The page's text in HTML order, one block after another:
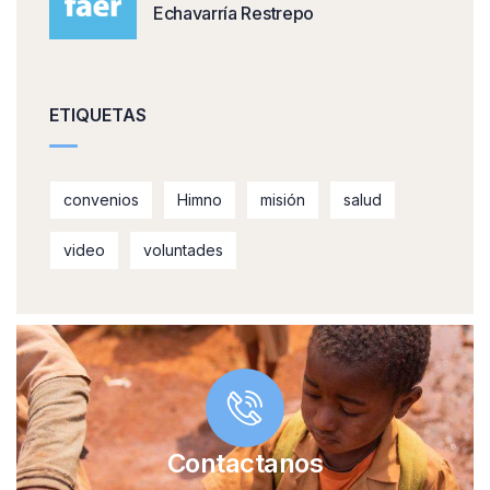
Echavarría Restrepo
ETIQUETAS
convenios Himno misión salud
video voluntades
Contactanos